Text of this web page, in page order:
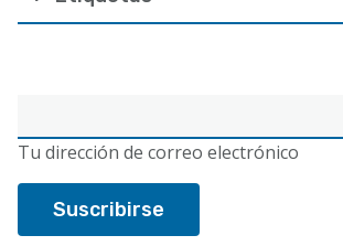
electrónico
Tu dirección de correo electrónico